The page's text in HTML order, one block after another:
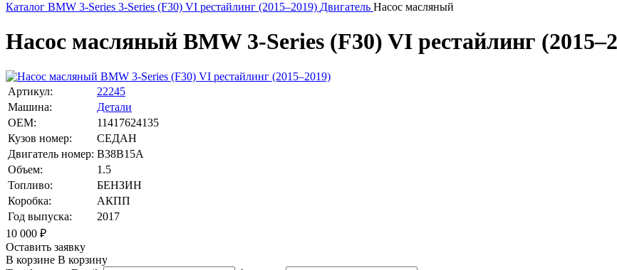
Каталог BMW 3-Series 3-Series (F30) VI рестайлинг (2015–2019) Двигатель Насос масляный
Насос масляный BMW 3-Series (F30) VI рестайлинг
Артикул:
22245
Машина:
Детали
OEM:
11417624135
Кузов номер:
СЕДАН
Двигатель номер: B38B15A
Объем:
1.5
Топливо:
БЕНЗИН
Коробка:
АКПП
Год выпуска:
2017
10 000 ₽
Оставить заявку
В корзине В корзину